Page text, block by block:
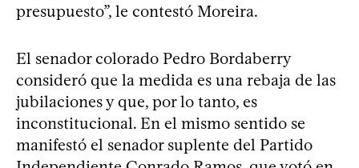
presupuesto”, le contestó Moreira.
El senador colorado Pedro Bordaberry
consideró que la medida es una rebaja de las
jubilaciones y que, por lo tanto, es
inconstitucional. En el mismo sentido se
manifestó el senador suplente del Partido